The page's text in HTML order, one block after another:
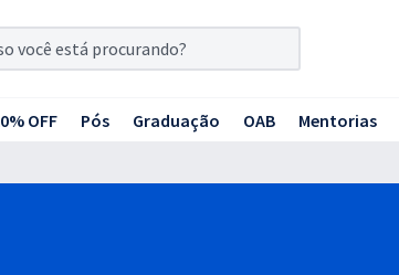
OFF Pós Graduação OAB Mentorias